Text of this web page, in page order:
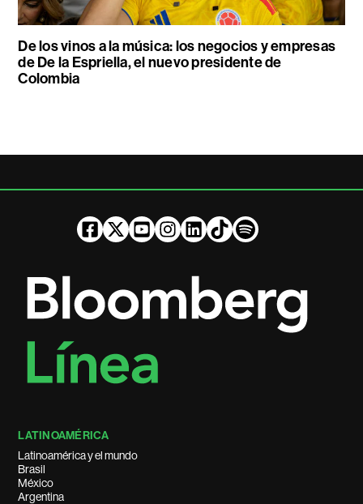
De los vinos a la música: los negocios y empresas
de De la Espriella, el nuevo presidente de
Colombia
LATINOAMÉRICA
Latinoamérica y el mundo
Brasil
México
Argentina